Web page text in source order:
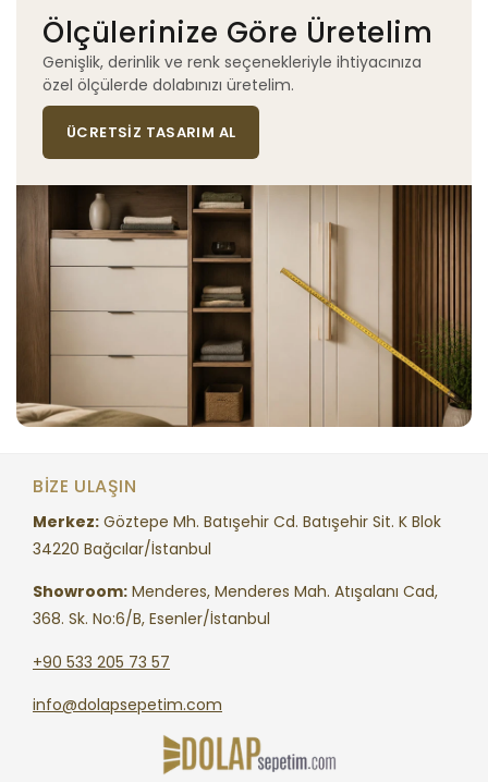
Ölçülerinize Göre Üretelim
Genişlik, derinlik ve renk seçenekleriyle ihtiyacınıza
özel ölçülerde dolabınızı üretelim.
ÜCRETSIZ TASARIM AL
BIZE ULAŞIN
Merkez: Göztepe Mh. Batışehir Cd. Batışehir Sit. K Blok
34220 Bağcılar/İstanbul
Showroom: Menderes, Menderes Mah. Atışalanı Cad,
368. Sk. No:6/B, Esenler/İstanbul
+90 533 205 73 57
info@dolapsepetim.com